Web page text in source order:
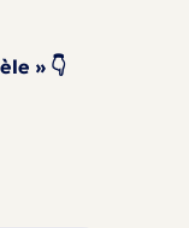
» 👇